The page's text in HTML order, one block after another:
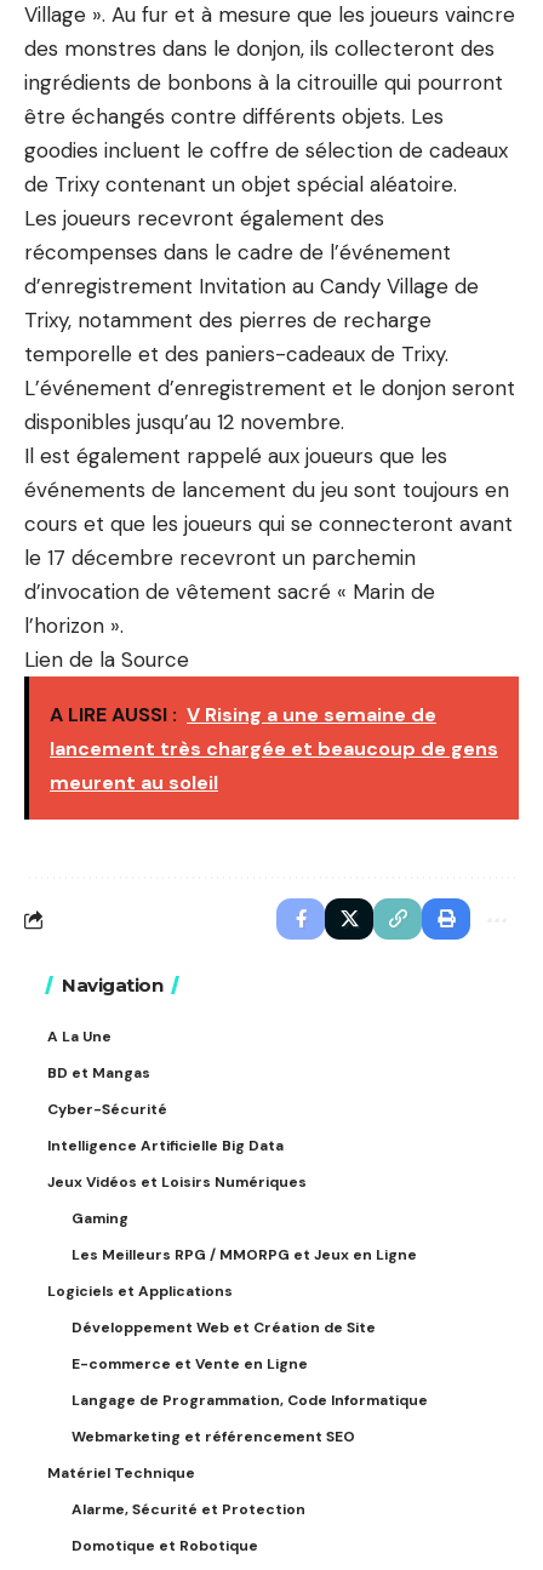
Village ». Au fur et à mesure que les joueurs vaincre
des monstres dans le donjon, ils collecteront des
ingrédients de bonbons à la citrouille qui pourront
être échangés contre différents objets. Les
goodies incluent le coffre de sélection de cadeaux
de Trixy contenant un objet spécial aléatoire.
Les joueurs recevront également des
récompenses dans le cadre de l’événement
d’enregistrement Invitation au Candy Village de
Trixy, notamment des pierres de recharge
temporelle et des paniers-cadeaux de Trixy.
L’événement d’enregistrement et le donjon seront
disponibles jusqu’au 12 novembre.
Il est également rappelé aux joueurs que les
événements de lancement du jeu sont toujours en
cours et que les joueurs qui se connecteront avant
le 17 décembre recevront un parchemin
d’invocation de vêtement sacré « Marin de
l’horizon ».
Lien de la Source
A LIRE AUSSI : V Rising a une semaine de
lancement très chargée et beaucoup de gens
meurent au soleil
Navigation
A La Une
BD et Mangas
Cyber-Sécurité
Intelligence Artificielle Big Data
Jeux Vidéos et Loisirs Numériques
Gaming
Les Meilleurs RPG / MMORPG et Jeux en Ligne
Logiciels et Applications
Développement Web et Création de Site
E-commerce et Vente en Ligne
Langage de Programmation, Code Informatique
Webmarketing et référencement SEO
Matériel Technique
Alarme, Sécurité et Protection
Domotique et Robotique